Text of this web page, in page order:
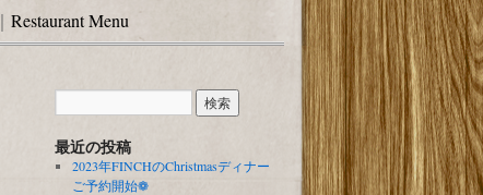
｜ Restaurant Menu
最近の投稿
2023年FINCHのChristmasディナー
ご予約開始❁